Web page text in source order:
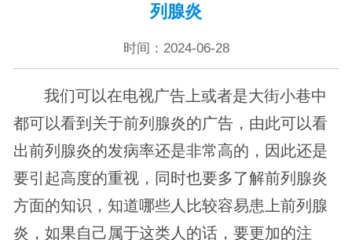
列腺炎
时间：2024-06-28
我们可以在电视广告上或者是大街小巷中
都可以看到关于前列腺炎的广告，由此可以看
出前列腺炎的发病率还是非常高的，因此还是
要引起高度的重视，同时也要多了解前列腺炎
方面的知识，知道哪些人比较容易患上前列腺
炎，如果自己属于这类人的话，要更加的注